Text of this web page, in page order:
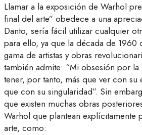
Llamar a la exposición de Warhol
final del arte” obedece a una
Danto; sería fácil utilizar cualquier
para ello, ya que la década de 1960
gama de artistas y obras
también admite: “Mi obsesión por la
tener, por tanto, más que ver con su
que con su singularidad”. Sin
que existen muchas obras
Warhol que plantean explícitamente
arte, como: